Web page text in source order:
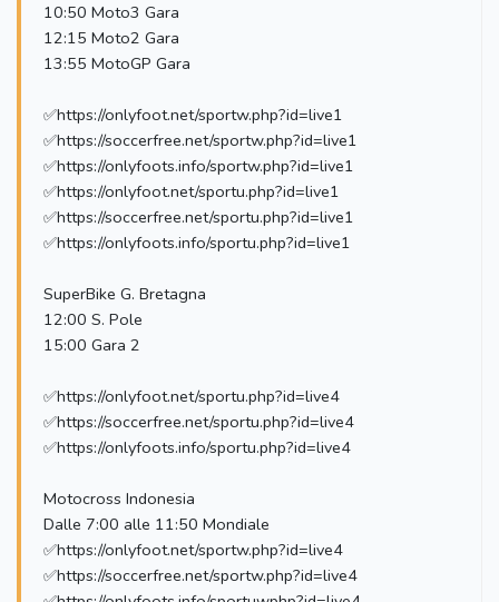
10:50 Moto3 Gara
12:15 Moto2 Gara
13:55 MotoGP Gara
✅https://onlyfoot.net/sportw.php?id=live1
✅https://soccerfree.net/sportw.php?id=live1
✅https://onlyfoots.info/sportw.php?id=live1
✅https://onlyfoot.net/sportu.php?id=live1
✅https://soccerfree.net/sportu.php?id=live1
✅https://onlyfoots.info/sportu.php?id=live1
SuperBike G. Bretagna
12:00 S. Pole
15:00 Gara 2
✅https://onlyfoot.net/sportu.php?id=live4
✅https://soccerfree.net/sportu.php?id=live4
✅https://onlyfoots.info/sportu.php?id=live4
Motocross Indonesia
Dalle 7:00 alle 11:50 Mondiale
✅https://onlyfoot.net/sportw.php?id=live4
✅https://soccerfree.net/sportw.php?id=live4